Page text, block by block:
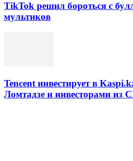
TikTok решил бороться с
мультиков
Tencent инвестирует в
Ломтадзе и инвесторами из